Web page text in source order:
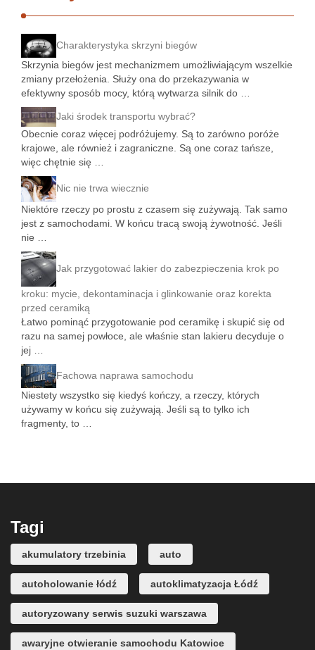
Charakterystyka skrzyni biegów
Skrzynia biegów jest mechanizmem umożliwiającym wszelkie
zmiany przełożenia. Służy ona do przekazywania w
efektywny sposób mocy, którą wytwarza silnik do …
Jaki środek transportu wybrać?
Obecnie coraz więcej podróżujemy. Są to zarówno poróże
krajowe, ale również i zagraniczne. Są one coraz tańsze,
więc chętnie się …
Nic nie trwa wiecznie
Niektóre rzeczy po prostu z czasem się zużywają. Tak samo
jest z samochodami. W końcu tracą swoją żywotność. Jeśli
nie …
Jak przygotować lakier do zabezpieczenia krok po
kroku: mycie, dekontaminacja i glinkowanie oraz korekta
przed ceramiką
Łatwo pominąć przygotowanie pod ceramikę i skupić się od
razu na samej powłoce, ale właśnie stan lakieru decyduje o
jej …
Fachowa naprawa samochodu
Niestety wszystko się kiedyś kończy, a rzeczy, których
używamy w końcu się zużywają. Jeśli są to tylko ich
fragmenty, to …
Tagi
akumulatory trzebinia auto
autoholowanie łódź autoklimatyzacja Łódź
autoryzowany serwis suzuki warszawa
awaryjne otwieranie samochodu Katowice